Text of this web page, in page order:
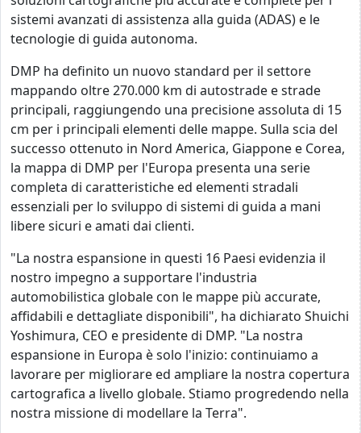
sistemi avanzati di assistenza alla guida (ADAS) e le
tecnologie di guida autonoma.
DMP ha definito un nuovo standard per il settore
mappando oltre 270.000 km di autostrade e strade
principali, raggiungendo una precisione assoluta di 15
cm per i principali elementi delle mappe. Sulla scia del
successo ottenuto in Nord America, Giappone e Corea,
la mappa di DMP per l'Europa presenta una serie
completa di caratteristiche ed elementi stradali
essenziali per lo sviluppo di sistemi di guida a mani
libere sicuri e amati dai clienti.
"La nostra espansione in questi 16 Paesi evidenzia il
nostro impegno a supportare l'industria
automobilistica globale con le mappe più accurate,
affidabili e dettagliate disponibili", ha dichiarato Shuichi
Yoshimura, CEO e presidente di DMP. "La nostra
espansione in Europa è solo l'inizio: continuiamo a
lavorare per migliorare ed ampliare la nostra copertura
cartografica a livello globale. Stiamo progredendo nella
nostra missione di modellare la Terra".